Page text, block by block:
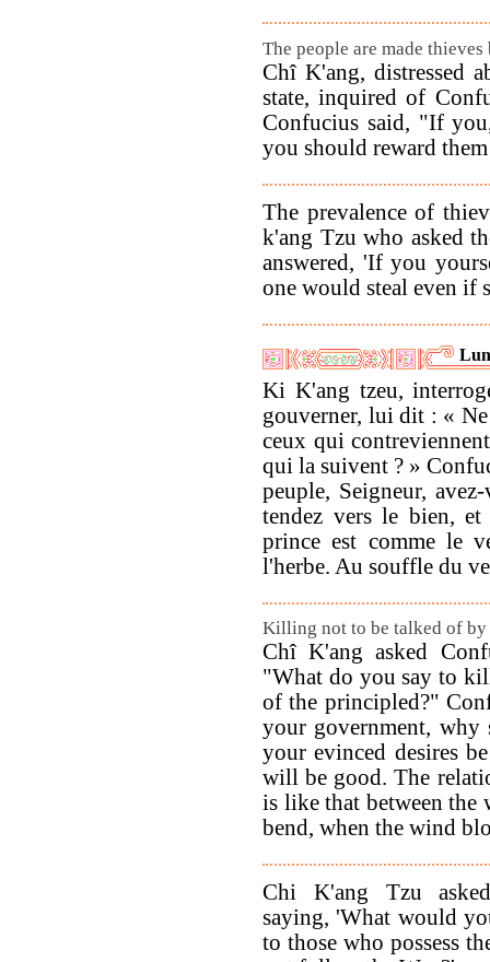
The people are made
Chî K'ang, distressed
state, inquired of
Confucius said, "If
you should reward
The prevalence of
k'ang Tzu who asked
answered, 'If you
one would steal even if
Ki K'ang tzeu,
gouverner, lui dit : «
ceux qui
qui la suivent ? »
peuple, Seigneur,
tendez vers le bien,
prince est comme le
l'herbe. Au souffle du
Killing not to be talked of
Chî K'ang asked
"What do you say to
of the principled?"
your government,
your evinced desires
will be good. The
is like that between the
bend, when the wind
Chi K'ang Tzu
saying, 'What would
to those who possess